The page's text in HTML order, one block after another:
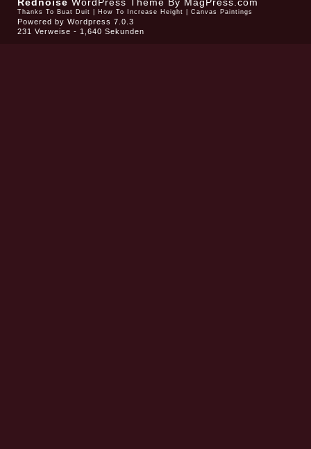
Rednoise WordPress Theme By MagPress.com
Thanks To Buat Duit How To Increase Height Canvas Paintings
Powered by Wordpress 7.0.3
231 Verweise - 1,640 Sekunden